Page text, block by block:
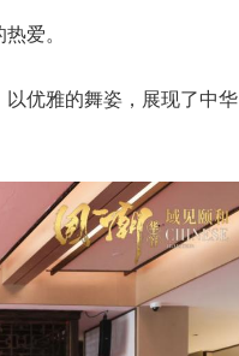
爱。
优雅的舞姿，展现了中华